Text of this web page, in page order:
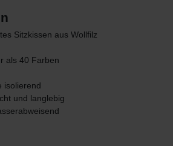
Sitzkissen aus Wollfilz
als 40 Farben
isolierend
und langlebig